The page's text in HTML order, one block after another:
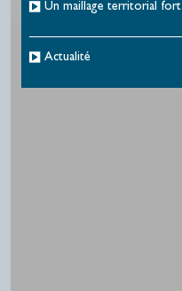
Un maillage territorial fort
Actualité